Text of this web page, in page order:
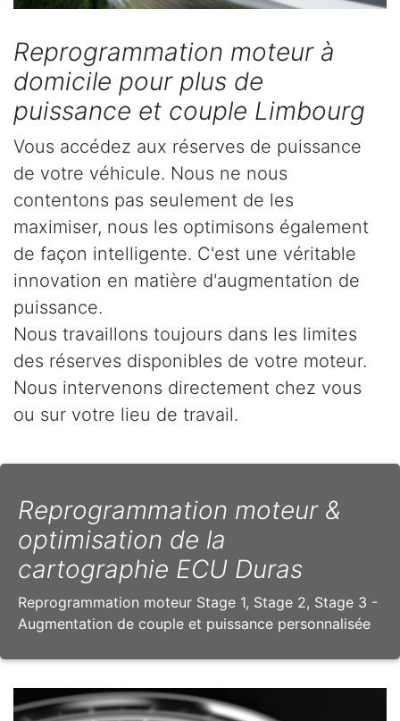
Reprogrammation moteur à
domicile pour plus de
puissance et couple Limbourg
Vous accédez aux réserves de puissance
de votre véhicule. Nous ne nous
contentons pas seulement de les
maximiser, nous les optimisons également
de façon intelligente. C'est une véritable
innovation en matière d'augmentation de
puissance.
Nous travaillons toujours dans les limites
des réserves disponibles de votre moteur.
Nous intervenons directement chez vous
ou sur votre lieu de travail.
Reprogrammation moteur &
optimisation de la
cartographie ECU Duras
Reprogrammation moteur Stage 1, Stage 2, Stage 3 -
Augmentation de couple et puissance personnalisée